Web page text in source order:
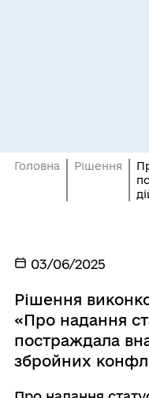
Головна Рішення
03/06/2025
Рішення
«Про надання
постраждала
збройних